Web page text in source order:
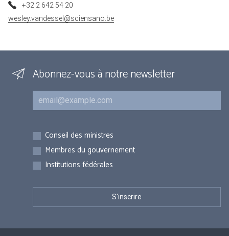
+32 2 642 54 20
wesley.vandessel@sciensano.be
Abonnez-vous à notre newsletter
Courriel
Inscriptions
Conseil des ministres
Membres du gouvernement
Institutions fédérales